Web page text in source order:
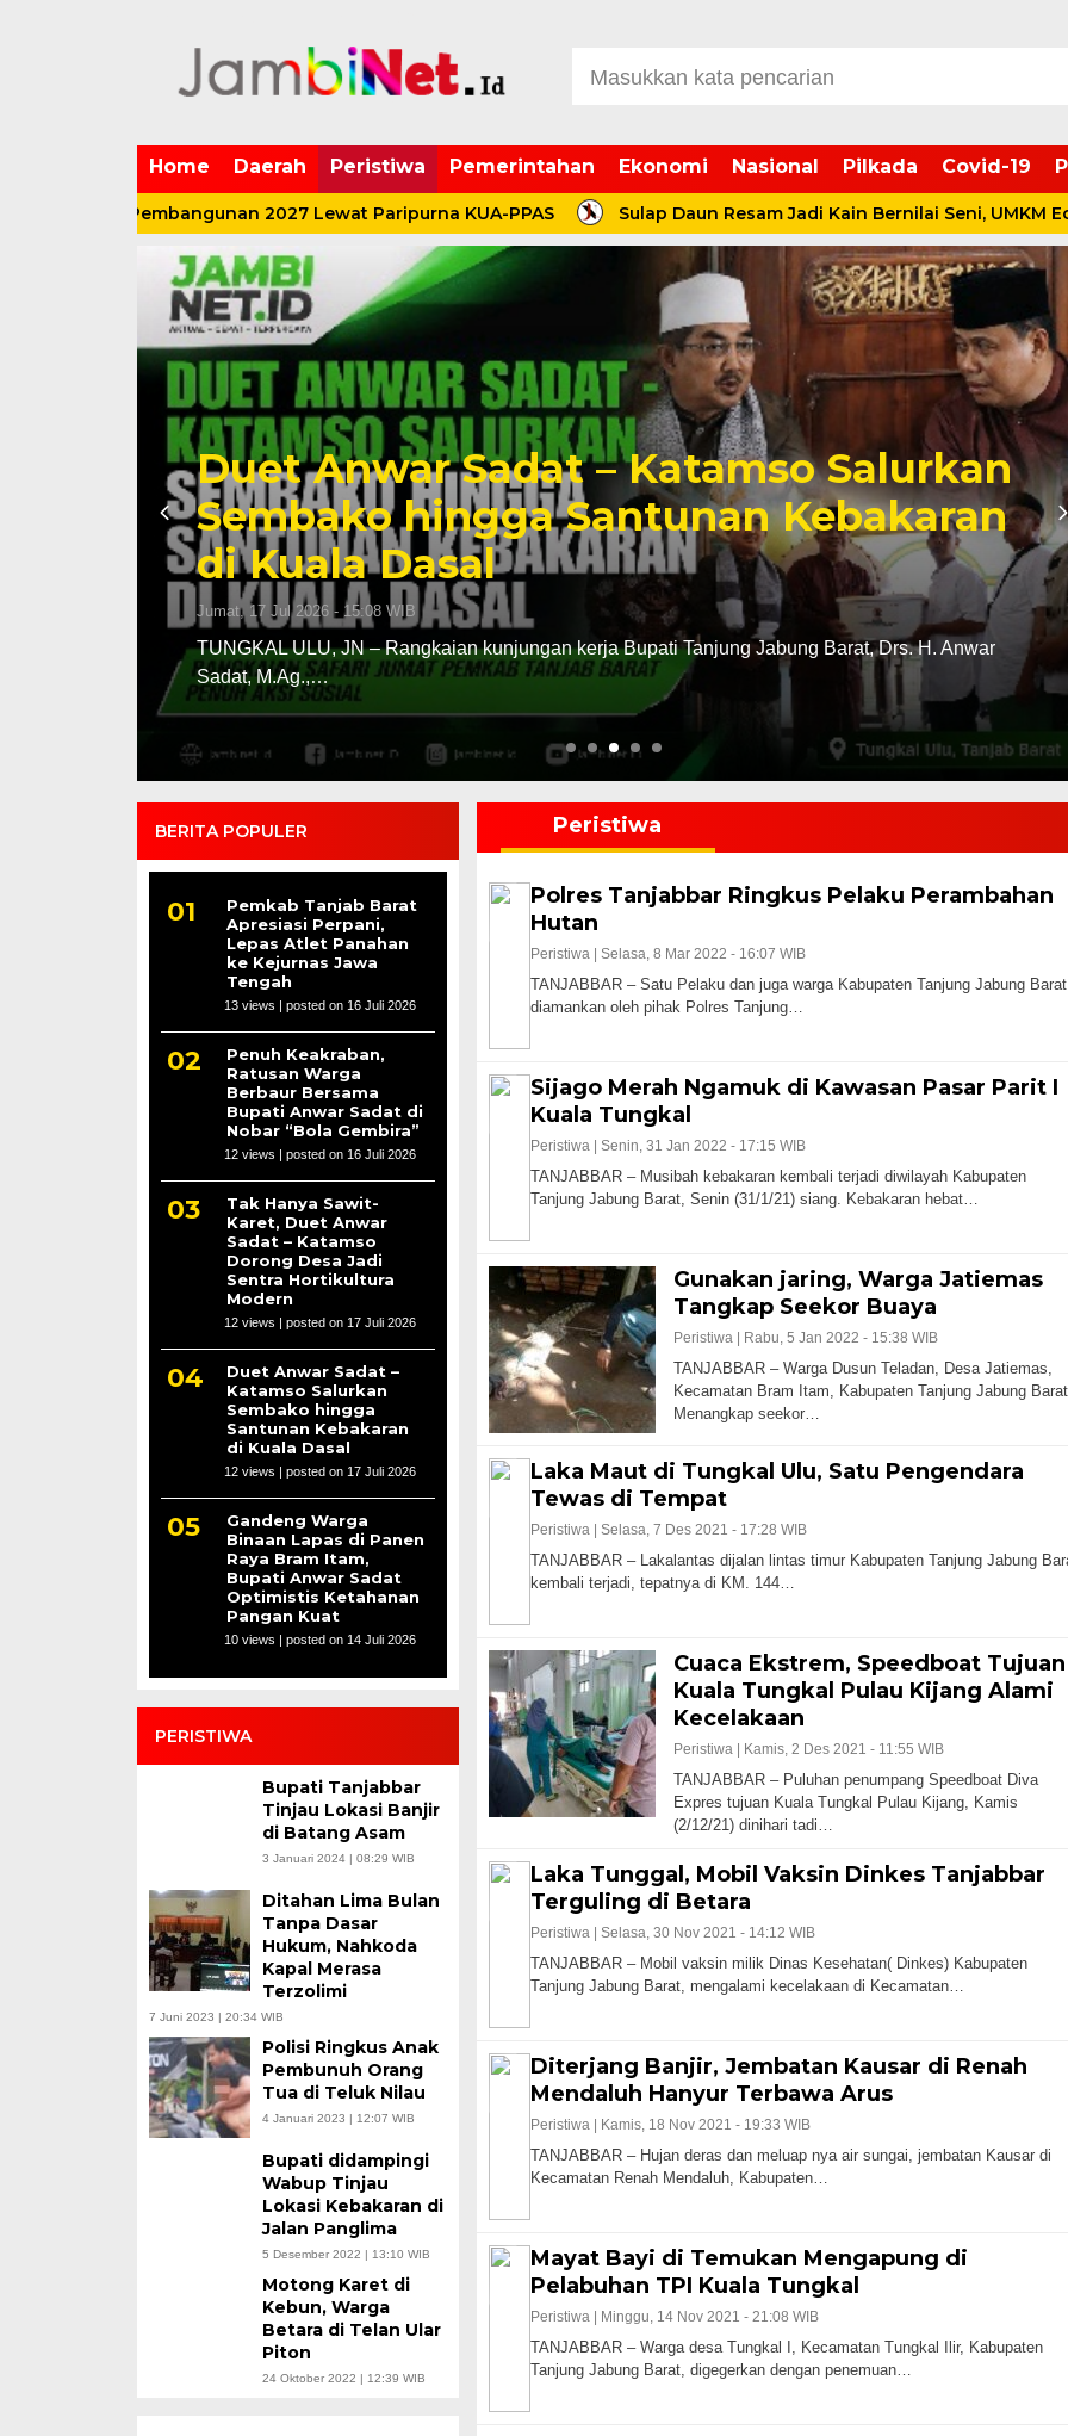
Home Daerah Peristiwa Pemerintahan Ekonomi Nasional Pilkada Covid-19
Pembangunan 2027 Lewat Paripurna KUA-PPAS Sulap Daun Resam Jadi Kain Bernilai Seni, UMKM Ecoprint
Tak Hanya Sawit-Karet, Duet Anwar
Sadat – Katamso Dorong Desa Jadi
Sentra Hortikultura Modern
Jumat, 17 Jul 2026 - 14:26 WIB
TUNGKAL ULU, JN – Wajah sektor pertanian di Kabupaten Tanjung Jabung Barat perlahan mulai
bergeser ke…
BERITA POPULER
Pemkab Tanjab Barat
Apresiasi Perpani,
Lepas Atlet Panahan
ke Kejurnas Jawa
Tengah
13 views | posted on 16 Juli 2026
Penuh Keakraban,
Ratusan Warga
Berbaur Bersama
Bupati Anwar Sadat di
Nobar “Bola Gembira”
12 views | posted on 16 Juli 2026
Tak Hanya Sawit-
Karet, Duet Anwar
Sadat – Katamso
Dorong Desa Jadi
Sentra Hortikultura
Modern
12 views | posted on 17 Juli 2026
Duet Anwar Sadat –
Katamso Salurkan
Sembako hingga
Santunan Kebakaran
di Kuala Dasal
12 views | posted on 17 Juli 2026
Gandeng Warga
Binaan Lapas di Panen
Raya Bram Itam,
Bupati Anwar Sadat
Optimistis Ketahanan
Pangan Kuat
10 views | posted on 14 Juli 2026
PERISTIWA
Bupati Tanjabbar
Tinjau Lokasi Banjir
di Batang Asam
3 Januari 2024 | 08:29 WIB
Ditahan Lima Bulan
Tanpa Dasar
Hukum, Nahkoda
Kapal Merasa
Terzolimi
7 Juni 2023 | 20:34 WIB
Polisi Ringkus Anak
Pembunuh Orang
Tua di Teluk Nilau
4 Januari 2023 | 12:07 WIB
Bupati didampingi
Wabup Tinjau
Lokasi Kebakaran di
Jalan Panglima
5 Desember 2022 | 13:10 WIB
Motong Karet di
Kebun, Warga
Betara di Telan Ular
Piton
24 Oktober 2022 | 12:39 WIB
Peristiwa
Polres Tanjabbar Ringkus Pelaku Perambahan
Hutan
Peristiwa | Selasa, 8 Mar 2022 - 16:07 WIB
TANJABBAR – Satu Pelaku dan juga warga Kabupaten Tanjung Jabung
diamankan oleh pihak Polres Tanjung…
Sijago Merah Ngamuk di Kawasan Pasar Parit I
Kuala Tungkal
Peristiwa | Senin, 31 Jan 2022 - 17:15 WIB
TANJABBAR – Musibah kebakaran kembali terjadi diwilayah Kabupaten
Tanjung Jabung Barat, Senin (31/1/21) siang. Kebakaran hebat…
Gunakan jaring, Warga Jatiemas
Tangkap Seekor Buaya
Peristiwa | Rabu, 5 Jan 2022 - 15:38 WIB
TANJABBAR – Warga Dusun Teladan, Desa Jatiemas,
Kecamatan Bram Itam, Kabupaten Tanjung Jabung
Menangkap seekor…
Laka Maut di Tungkal Ulu, Satu Pengendara
Tewas di Tempat
Peristiwa | Selasa, 7 Des 2021 - 17:28 WIB
TANJABBAR – Lakalantas dijalan lintas timur Kabupaten Tanjung Jabung
kembali terjadi, tepatnya di KM. 144…
Cuaca Ekstrem, Speedboat Tujuan
Kuala Tungkal Pulau Kijang Alami
Kecelakaan
Peristiwa | Kamis, 2 Des 2021 - 11:55 WIB
TANJABBAR – Puluhan penumpang Speedboat Diva
Expres tujuan Kuala Tungkal Pulau Kijang, Kamis
(2/12/21) dinihari tadi…
Laka Tunggal, Mobil Vaksin Dinkes Tanjabbar
Terguling di Betara
Peristiwa | Selasa, 30 Nov 2021 - 14:12 WIB
TANJABBAR – Mobil vaksin milik Dinas Kesehatan( Dinkes) Kabupaten
Tanjung Jabung Barat, mengalami kecelakaan di Kecamatan…
Diterjang Banjir, Jembatan Kausar di Renah
Mendaluh Hanyur Terbawa Arus
Peristiwa | Kamis, 18 Nov 2021 - 19:33 WIB
TANJABBAR – Hujan deras dan meluap nya air sungai, jembatan Kausar di
Kecamatan Renah Mendaluh, Kabupaten…
Mayat Bayi di Temukan Mengapung di
Pelabuhan TPI Kuala Tungkal
Peristiwa | Minggu, 14 Nov 2021 - 21:08 WIB
TANJABBAR – Warga desa Tungkal I, Kecamatan Tungkal Ilir, Kabupaten
Tanjung Jabung Barat, digegerkan dengan penemuan…